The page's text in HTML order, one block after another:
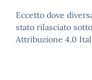
Eccetto dove
stato rilasciato
Attribuzione 4.0